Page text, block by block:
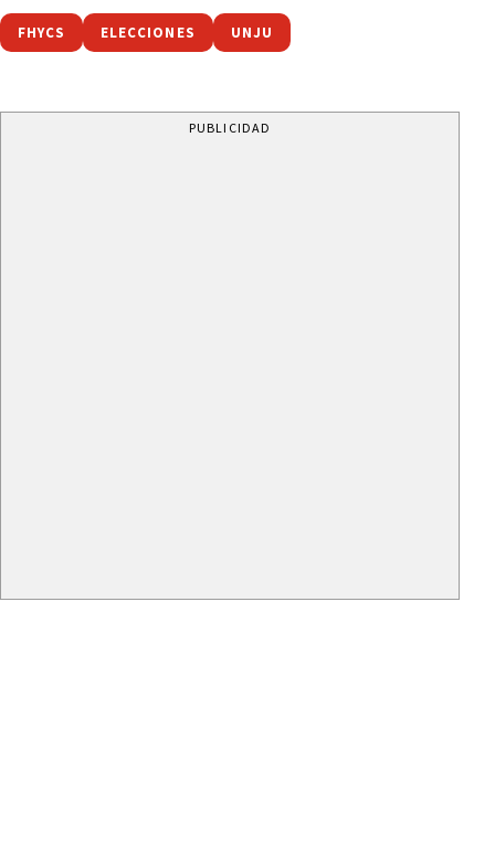
FHYCS ELECCIONES UNJU
PUBLICIDAD